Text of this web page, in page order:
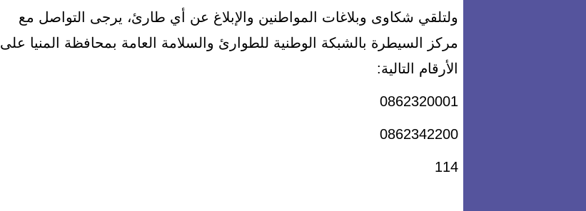
ولتلقي شكاوى وبلاغات المواطنين والإبلاغ عن أي طارئ، يرجى التواصل مع
مركز السيطرة بالشبكة الوطنية للطوارئ والسلامة العامة بمحافظة المنيا على
الأرقام التالية:
0862320001
0862342200
114